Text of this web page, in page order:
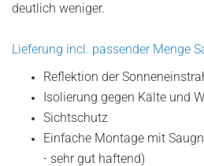
deutlich weniger.
Lieferung incl. passender Menge
Reflektion der
Isolierung gegen Kälte und
Sichtschutz
Einfache Montage mit
- sehr gut haftend)